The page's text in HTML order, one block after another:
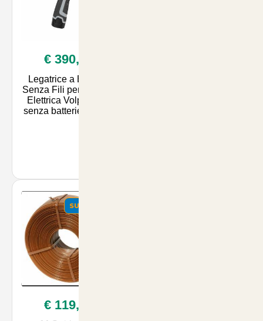
€ 390,00
Legatrice a Batteria
Senza Fili per Vigneto
Elettrica Volpi KV5 -
senza batterie incluse
SUMMER
€ 119,90